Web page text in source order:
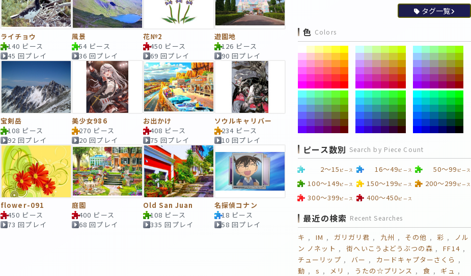
ライチョウ
140 ピース
45 回プレイ
風景
54 ピース
36 回プレイ
花№2
450 ピース
69 回プレイ
遊園地
126 ピース
90 回プレイ
宝剣岳
108 ピース
92 回プレイ
美少女986
270 ピース
20 回プレイ
お出かけ
408 ピース
75 回プレイ
ソウルキャリバー
234 ピース
10 回プレイ
flower-091
450 ピース
73 回プレイ
庭園
400 ピース
68 回プレイ
Old San Juan
108 ピース
335 回プレイ
名探偵コナン
18 ピース
58 回プレイ
タグ一覧
色 Colors
ピース数別 Search by Piece Count
2～15 ピース 16～49ピース 50～99 ピース
100～149ピース 150～199ピース 200～299 ピース
300～399ピース 400～450ピース
最近の検索 Recent Searches
キ IM ガリガリ君 九州 その他 彩
ノル
ン ノネット
街へいこうよどうぶつの森
FF14
チューリップ
バー
カードキャプターさくら
動
s メリ うたの☆プリンス 食
ギュ